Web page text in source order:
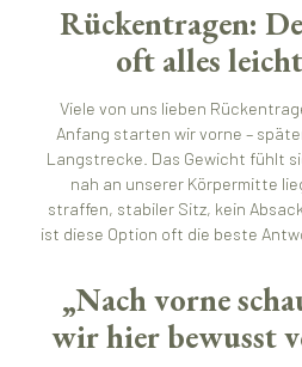
Rückentragen:
oft alles
Viele von uns lieben
Anfang starten wir vorne –
Langstrecke. Das Gewicht fühlt
nah an unserer Körpermitte
straffen, stabiler Sitz, kein
ist diese Option oft die beste
„Nach vorne
wir hier bewusst